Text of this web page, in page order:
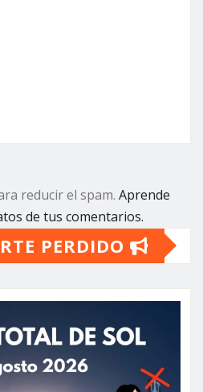
reducir el spam. Aprende
de tus comentarios.
PERDIDO